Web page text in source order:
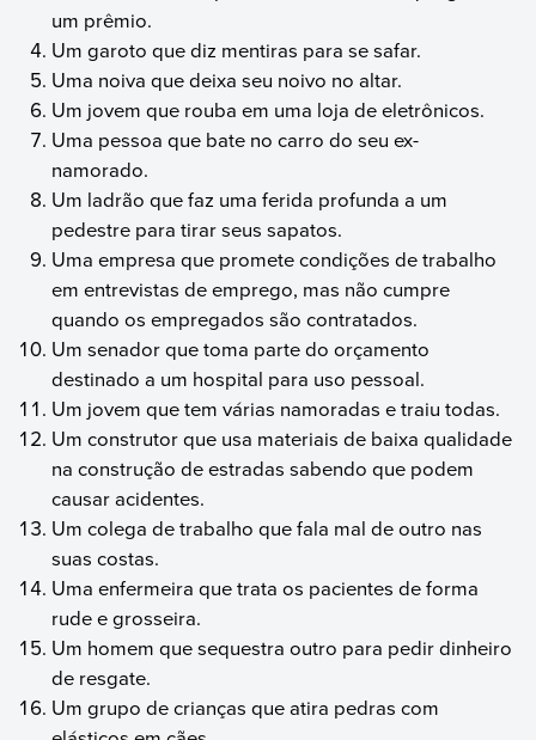
um prêmio.
Um garoto que diz mentiras para se safar.
Uma noiva que deixa seu noivo no altar.
Um jovem que rouba em uma loja de eletrônicos.
Uma pessoa que bate no carro do seu ex-
namorado.
Um ladrão que faz uma ferida profunda a um
pedestre para tirar seus sapatos.
Uma empresa que promete condições de trabalho
em entrevistas de emprego, mas não cumpre
quando os empregados são contratados.
Um senador que toma parte do orçamento
destinado a um hospital para uso pessoal.
Um jovem que tem várias namoradas e traiu todas.
Um construtor que usa materiais de baixa qualidade
na construção de estradas sabendo que podem
causar acidentes.
Um colega de trabalho que fala mal de outro nas
suas costas.
Uma enfermeira que trata os pacientes de forma
rude e grosseira.
Um homem que sequestra outro para pedir dinheiro
de resgate.
Um grupo de crianças que atira pedras com